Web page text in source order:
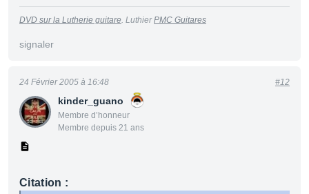
DVD sur la Lutherie guitare. LuthierPMC Guitares
signaler
kinder_guano
Membre d’honneur
Membre depuis 21 ans
24 Février 2005 à 16:48 #12
Citation :